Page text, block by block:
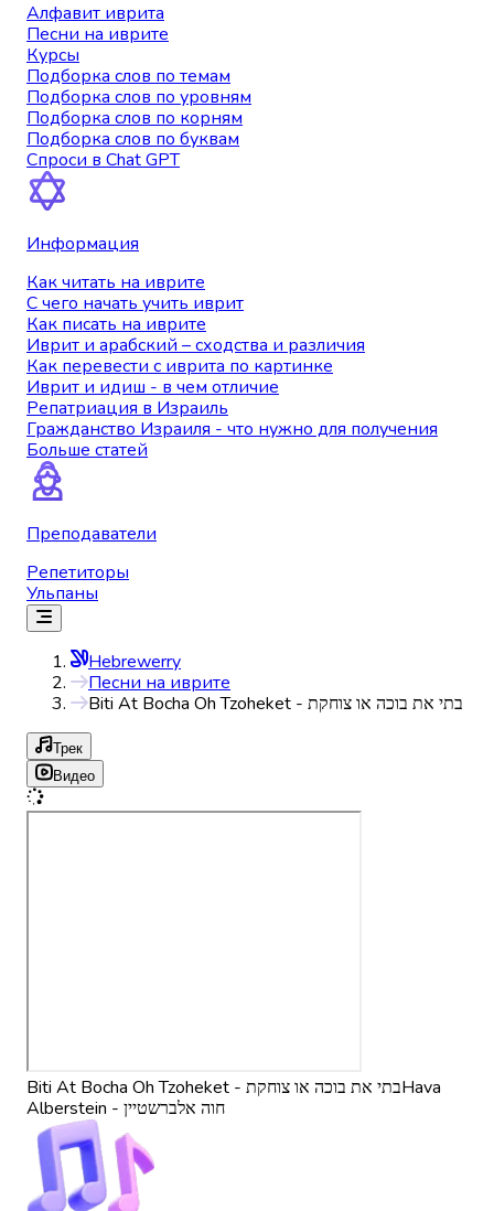
Алфавит иврита
Песни на иврите
Курсы
Подборка слов по темам
Подборка слов по уровням
Подборка слов по корням
Подборка слов по буквам
Спроси в Chat GPT
Информация
Как читать на иврите
С чего начать учить иврит
Как писать на иврите
Иврит и арабский – сходства и различия
Как перевести с иврита по картинке
Иврит и идиш - в чем отличие
Репатриация в Израиль
Гражданство Израиля - что нужно для получения
Больше статей
Преподаватели
Репетиторы
Ульпаны
Hebrewerry
Песни на иврите
Biti At Bocha Oh Tzoheket - בתי את בוכה או צוחקת
Трек
Видео
Biti At Bocha Oh Tzoheket - בתי את בוכה או צוחקתHava
Alberstein - חוה אלברשטיין